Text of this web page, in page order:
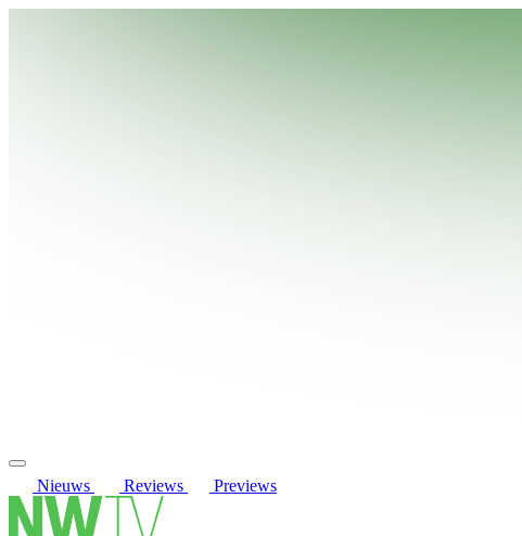
Nieuws Reviews Previews